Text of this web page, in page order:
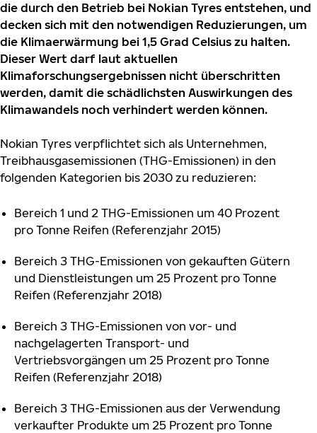
die durch den Betrieb bei Nokian Tyres entstehen, und
decken sich mit den notwendigen Reduzierungen, um
die Klimaerwärmung bei 1,5 Grad Celsius zu halten.
Dieser Wert darf laut aktuellen
Klimaforschungsergebnissen nicht überschritten
werden, damit die schädlichsten Auswirkungen des
Klimawandels noch verhindert werden können.
Nokian Tyres verpflichtet sich als Unternehmen,
Treibhausgasemissionen (THG-Emissionen) in den
folgenden Kategorien bis 2030 zu reduzieren:
Bereich 1 und 2 THG-Emissionen um 40 Prozent
pro Tonne Reifen (Referenzjahr 2015)
Bereich 3 THG-Emissionen von gekauften Gütern
und Dienstleistungen um 25 Prozent pro Tonne
Reifen (Referenzjahr 2018)
Bereich 3 THG-Emissionen von vor- und
nachgelagerten Transport- und
Vertriebsvorgängen um 25 Prozent pro Tonne
Reifen (Referenzjahr 2018)
Bereich 3 THG-Emissionen aus der Verwendung
verkaufter Produkte um 25 Prozent pro Tonne